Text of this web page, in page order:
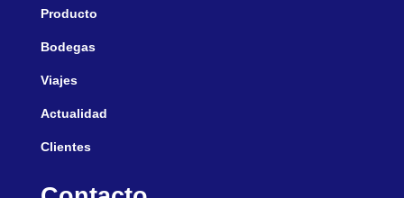
Producto
Bodegas
Viajes
Actualidad
Clientes